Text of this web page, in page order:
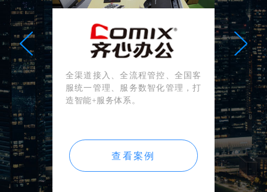
全渠道接入、全流程管控、全国客
服统一管理、服务数智化管理，打
造智能+服务体系。
查看案例